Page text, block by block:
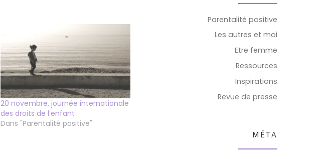
20 novembre, journée internationale
des droits de l’enfant
Dans "Parentalité positive"
Parentalité positive
Les autres et moi
Etre femme
Ressources
Inspirations
Revue de presse
MÉTA